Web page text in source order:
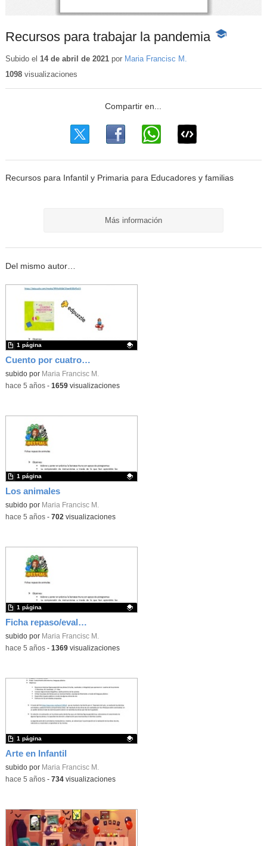
Recursos para trabajar la pandemia -
Subido el 14 de abril de 2021por Maria Francisc M.
1098visualizaciones
Recursos para Infantil y Primaria para Educadores y familias
Más información
Del mismo autor…
Cuento por cuatro esquinitas de nada
Contenido educativo.
subido por Maria Francisc M.
1 página
-hace 5 años- 1659visualizaciones
Los animales
Contenido educativo.
subido por Maria Francisc M.
1 página
-hace 5 años- 702 visualizaciones
Ficha repaso/evaluación proyecto animales
Contenido educativo.
subido por Maria Francisc M.
1 página
-hace 5 años- 1369visualizaciones
Arte en Infantil
Contenido educativo.
subido por Maria Francisc M.
1 página
-hace 5 años- 734visualizaciones